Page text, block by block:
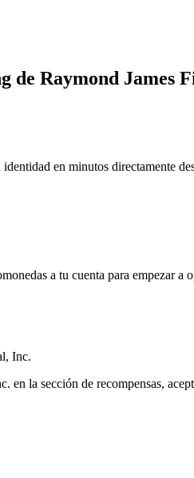
de Raymond James
en minutos directamente
a tu cuenta para empezar a
Inc.
en la sección de recompensas,